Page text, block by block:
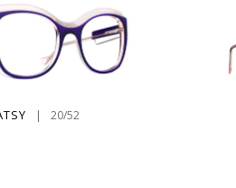
| 20/52